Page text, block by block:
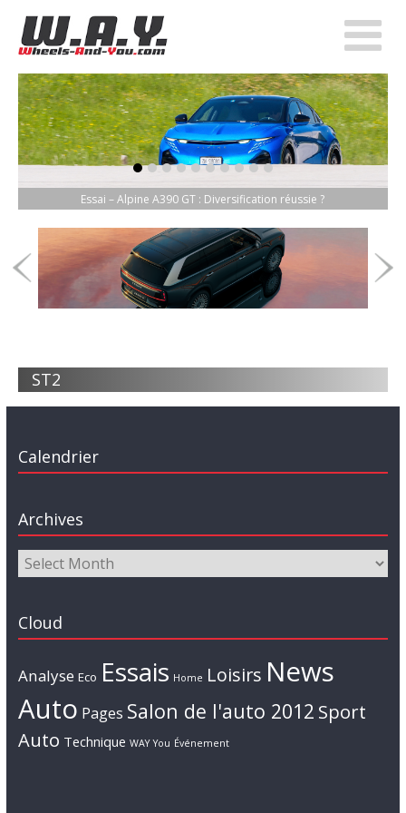
Essai – Alpine A390 GT : Diversification réussie ?
item-0
item-1
item-2
item-3
item-4
item-5
item-6
item-7
item-8
item-9
ST2
Calendrier
Archives
Cloud
Analyse Eco Essais Home Loisirs News
Auto Pages Salon de l'auto 2012 Sport
Auto Technique WAY You Événement